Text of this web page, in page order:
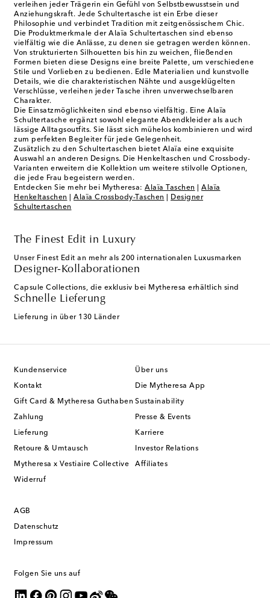
verleihen jeder Trägerin ein Gefühl von Selbstbewusstsein und
Anziehungskraft. Jede Schultertasche ist ein Erbe dieser
Philosophie und verbindet Tradition mit zeitgenössischem Chic.
Die Produktmerkmale der Alaïa Schultertaschen sind ebenso
vielfältig wie die Anlässe, zu denen sie getragen werden können.
Von strukturierten Silhouetten bis hin zu weichen, fließenden
Formen bieten diese Designs eine breite Palette, um verschiedene
Stile und Vorlieben zu bedienen. Edle Materialien und kunstvolle
Details, wie die charakteristischen Nähte und ausgeklügelten
Verschlüsse, verleihen jeder Tasche ihren unverwechselbaren
Charakter.
Die Einsatzmöglichkeiten sind ebenso vielfältig. Eine Alaïa
Schultertasche ergänzt sowohl elegante Abendkleider als auch
lässige Alltagsoutfits. Sie lässt sich mühelos kombinieren und wird
zum perfekten Begleiter für jede Gelegenheit.
Zusätzlich zu den Schultertaschen bietet Alaïa eine exquisite
Auswahl an anderen Designs. Die Henkeltaschen und Crossbody-
Varianten erweitern die Kollektion um weitere stilvolle Optionen,
die jede Frau begeistern werden.
Entdecken Sie mehr bei Mytheresa: Alaïa Taschen
Alaïa
Henkeltaschen
Alaïa Crossbody-Taschen
Designer
Schultertaschen
The Finest Edit in Luxury
Unser Finest Edit an mehr als 200 internationalen Luxusmarken
Designer-Kollaborationen
Capsule Collections, die exklusiv bei Mytheresa erhältlich sind
Schnelle Lieferung
Lieferung in über 130 Länder
Kundenservice
Kontakt
Gift Card & Mytheresa Guthaben
Zahlung
Lieferung
Retoure & Umtausch
Mytheresa x Vestiaire Collective
Widerruf
Über uns
Die Mytheresa App
Sustainability
Presse & Events
Karriere
Investor Relations
Affiliates
AGB
Datenschutz
Impressum
Folgen Sie uns auf